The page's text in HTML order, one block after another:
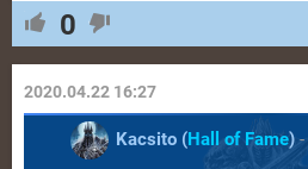
0
2020.04.22 16:27
Kacsito (Hall of Fame)-